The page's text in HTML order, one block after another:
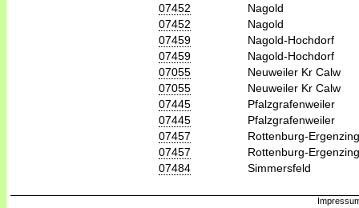
07452
Nagold
07452
Nagold
07459
Nagold-Hochdorf
07459
Nagold-Hochdorf
07055
Neuweiler Kr Calw
07055
Neuweiler Kr Calw
07445
Pfalzgrafenweiler
07445
Pfalzgrafenweiler
07457
Rottenburg-
07457
Rottenburg-
07484
Simmersfeld